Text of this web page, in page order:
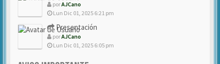
porAJCano
Lun Dic 01, 2025 6:21 pm
Presentación
porAJCano
Lun Dic 01, 2025 6:05 pm